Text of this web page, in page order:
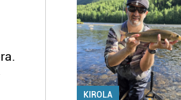
KIROLA